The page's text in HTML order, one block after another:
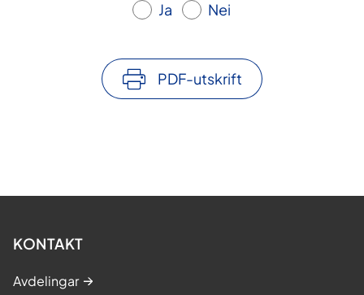
Ja Nei
PDF-utskrift
KONTAKT
Avdelingar